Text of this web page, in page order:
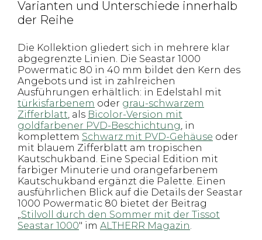
Varianten und Unterschiede innerhalb
der Reihe
Die Kollektion gliedert sich in mehrere klar
abgegrenzte Linien. Die Seastar 1000
Powermatic 80 in 40 mm bildet den Kern des
Angebots und ist in zahlreichen
Ausführungen erhältlich: in Edelstahl mit
türkisfarbenem oder grau-schwarzem
Zifferblatt, als Bicolor-Version mit
goldfarbener PVD-Beschichtung, in
komplettem Schwarz mit PVD-Gehäuse oder
mit blauem Zifferblatt am tropischen
Kautschukband. Eine Special Edition mit
farbiger Minuterie und orangefarbenem
Kautschukband ergänzt die Palette. Einen
ausführlichen Blick auf die Details der Seastar
1000 Powermatic 80 bietet der Beitrag
„Stilvoll durch den Sommer mit der Tissot
Seastar 1000" im ALTHERR Magazin.